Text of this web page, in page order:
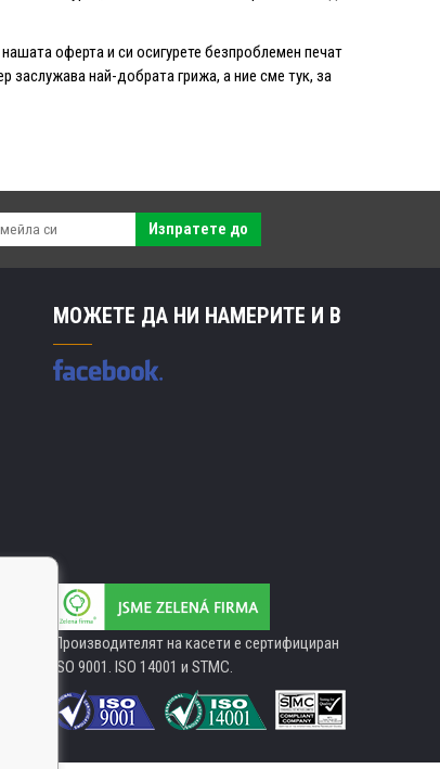
оферта и си осигурете безпроблемен печат
заслужава най-добрата грижа, а ние сме тук, за
Изпратете до
МОЖЕТЕ ДА НИ НАМЕРИТЕ И В
Производителят на касети е сертифициран
ISO 9001. ISO 14001 и STMC.